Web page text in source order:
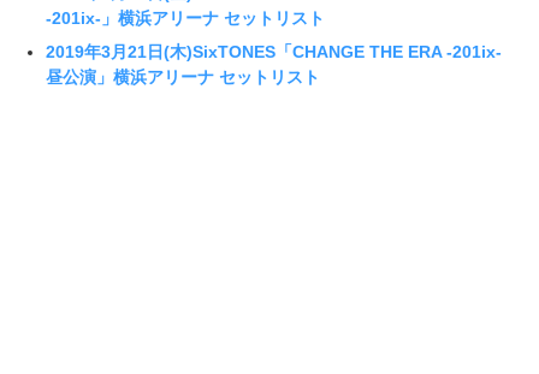
-201ix-」横浜アリーナ セットリスト
2019年3月21日(木)SixTONES「CHANGE THE ERA -201ix-
昼公演」横浜アリーナ セットリスト